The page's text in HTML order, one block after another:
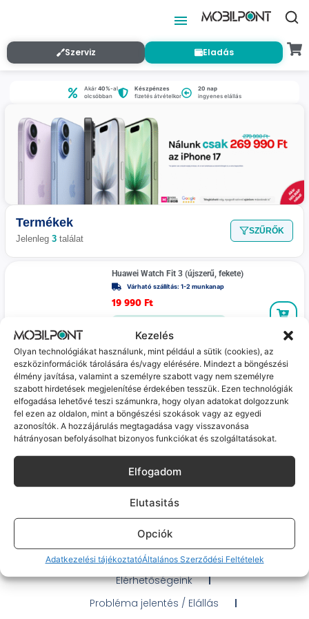
Kezelés
Olyan technológiákat használunk, mint például a sütik (cookies), az
eszközinformációk tárolására és/vagy elérésére. Mindezt a böngészési
élmény javítása, valamint a személyre szabott vagy nem személyre
szabott hirdetések megjelenítése érdekében tesszük. Ezen technológiák
elfogadása lehetővé teszi számunkra, hogy olyan adatokat dolgozzunk
fel ezen az oldalon, mint a böngészési szokások vagy az egyedi
azonosítók. A hozzájárulás megtagadása vagy visszavonása
hátrányosan befolyásolhat bizonyos funkciókat és szolgáltatásokat.
Elfogadom
Elutasitás
Opciók
Adatkezelési tájékoztatóÁltalános Szerződési Feltételek
Szerviz Eladás
Akár40%-al
olcsóbban
Készpénzes
fizetés átvételkor
20 nap
ingyenes elállás
Termékek
Jelenleg 3 találat
SZŰRŐK
Huawei Watch Fit 3 (újszerű, fekete)
Várható szállítás: 1-2 munkanap
19 990 Ft
Huawei Watch GT 2 (kiváló, független, 4 GB, 32
MB RAM, Fekete)
Várható szállítás: 1-2 munkanap
29 990Ft 24 990Ft
Huawei P30 (Jó, független, 128 GB, 6 GB RAM,
fekete)
Várható szállítás: 1-2 munkanap
49 990Ft
Gyakran Ismételt Kérdések
Elérhetőségeink
Probléma jelentés / Elállás